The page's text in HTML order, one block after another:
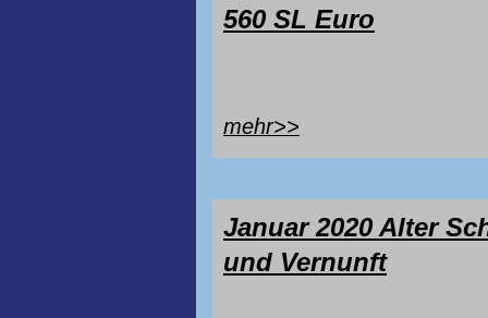
560 SL Euro
mehr>>
Januar 2020 Alter
und Vernunft